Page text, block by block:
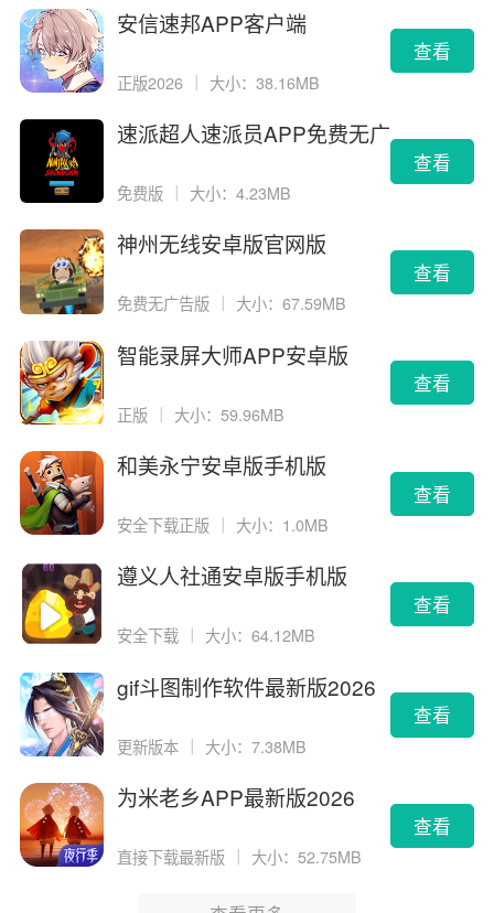
安信速邦APP客户端
正版2026 ｜ 大小：38.16MB
查看
速派超人速派员APP免费无广
免费版 大小：4.23MB
查看
神州无线安卓版官网版
免费无广告版 大小：67.59MB
查看
智能录屏大师APP安卓版
正版 ｜ 大小：59.96MB
查看
和美永宁安卓版手机版
安全下载正版 大小：1.0MB
查看
遵义人社通安卓版手机版
安全下载 大小：64.12MB
查看
gif斗图制作软件最新版2026
更新版本 ｜ 大小：7.38MB
查看
为米老乡APP最新版2026
直接下载最新版 大小：52.75MB
查看